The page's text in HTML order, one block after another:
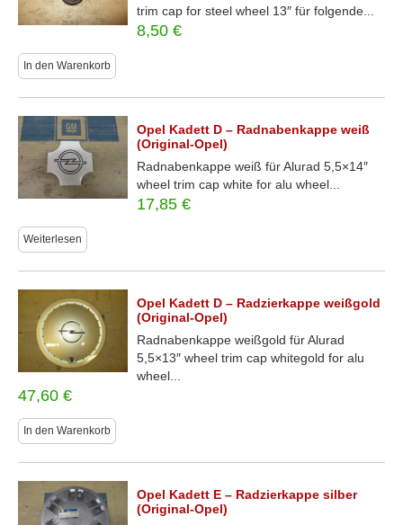
trim cap for steel wheel 13″ für folgende...
8,50€
In den Warenkorb
Opel Kadett D – Radnabenkappe weiß
(Original-Opel)
Radnabenkappe weiß für Alurad 5,5×14″
wheel trim cap white for alu wheel...
17,85€
Weiterlesen
Opel Kadett D – Radzierkappe weißgold
(Original-Opel)
Radnabenkappe weißgold für Alurad
5,5×13″ wheel trim cap whitegold for alu
wheel...
47,60 €
In den Warenkorb
Opel Kadett E – Radzierkappe silber
(Original-Opel)